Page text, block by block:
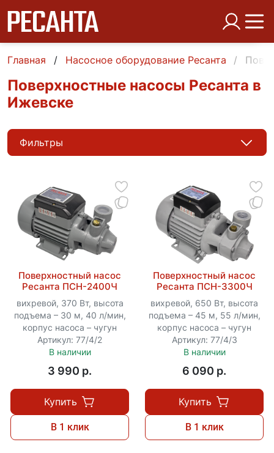
Главная Насосное оборудование Ресанта
Поверхностные насосы Ресанта в
Ижевске
Фильтры
Поверхностный насос
Ресанта ПСН-2400Ч
вихревой, 370 Вт, высота
подъема – 30 м, 40 л/мин,
корпус насоса – чугун
Артикул: 77/4/2
В наличии
3 990 p.
Купить
В 1 клик
Поверхностный насос
Ресанта ПСН-3300Ч
вихревой, 650 Вт, высота
подъема – 45 м, 55 л/мин,
корпус насоса – чугун
Артикул: 77/4/3
В наличии
6 090 p.
Купить
В 1 клик